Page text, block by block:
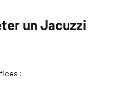
un Jacuzzi
: